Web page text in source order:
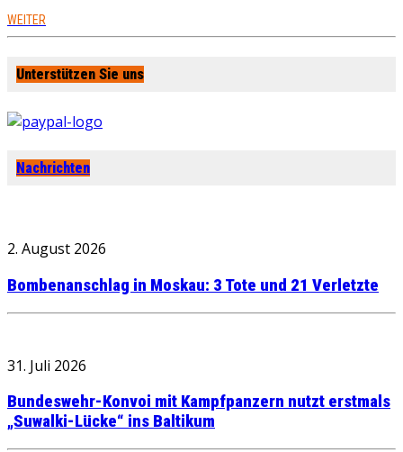
WEITER
Unterstützen Sie uns
Nachrichten
2. August 2026
Bombenanschlag in Moskau: 3 Tote und 21 Verletzte
31. Juli 2026
Bundeswehr-Konvoi mit Kampfpanzern nutzt erstmals
„Suwalki-Lücke“ ins Baltikum